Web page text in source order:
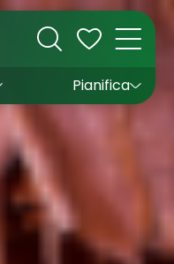
Pianifica
arrivare